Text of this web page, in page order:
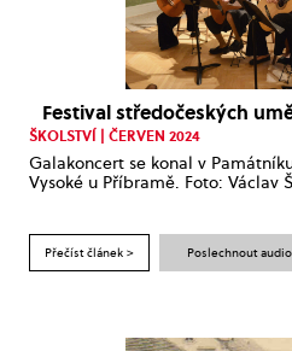
Festival středočeských
ŠKOLSTVÍ | ČERVEN 2024
Galakoncert se konal v
Vysoké u Příbramě. Foto: Václav
Přečíst článek > Poslechnout